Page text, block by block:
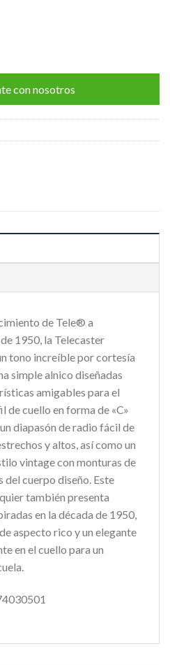
con nosotros
de Tele® a
1950, la Telecaster
tono increíble por cortesía
simple alnico diseñadas
amigables para el
de cuello en forma de «C»
diapasón de radio fácil de
y altos, así como un
vintage con monturas de
del cuerpo diseño. Este
también presenta
en la década de 1950,
aspecto rico y un elegante
en el cuello para un